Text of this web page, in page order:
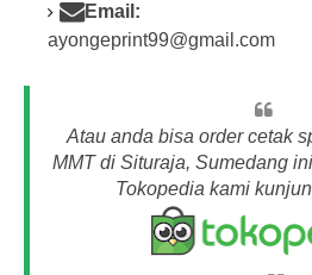
Email:
ayongeprint99@gmail.com
Atau anda bisa order cetak
MMT di Situraja, Sumedang
Tokopedia kami